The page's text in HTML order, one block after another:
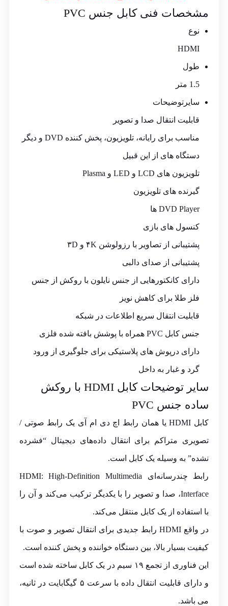
مشخصات فنی کابل جنس PVC
نوع
HDMI
طول
1.5 متر
سایر توضیحات
قابلیت انتقال صدا و تصویر
مناسب برای رایانه، تلویزیون، پخش کننده DVD و دیگر
دستگاه های از این قبیل
تلویزیون های LCD و LED و Plasma
گیرنده های تلویزیون
DVD Player ها
کنسول های بازی
پشتیبانی از تصاویر با رزولوشن ۴K و ۳D
پشتیبانی از صدای دالبی
دارای کانکتورهایی از جنس نایلون با روکش از جنس
فلز طلا برای کاهش نویز
قابلیت انتقال سریع اطلاعات در شبکه
جنس کابل PVC همراه با پوشش بافته شده فلزی
دارای درپوش های پلاستیکی برای جلوگیری از ورود
گرد و غبار به داخل
سایر توضیحات کابل HDMI با روکش
ساده جنس PVC
کابل یا همان رابط اچ دی ام آی یک رابط صوتی /
تصویری متراکم برای انتقال داده‌های دیجیتال “فشرده‌
نشده‌” به‌ وسیله یک کابل است.
رابط چندرسانه‌ای HDMI: High-Definition Multimedia
Interface، صدا و تصویر را با یکدیگر ترکیب می‌کند و آن را
با استفاده از یک کابل منتقل می‌کند.
در واقع HDMI رابط جدیدی برای انتقال تصویر و صوت با
کیفیت بسیار بالا، بین دستگاه خواننده و پخش کننده است.
این فناوری از تجمع ۱۹ سیم در یک کابل ساخته شده است
و دارای قابلیت انتقال داده با سرعت ۵ گیگابایت در ثانیه،
می باشد.